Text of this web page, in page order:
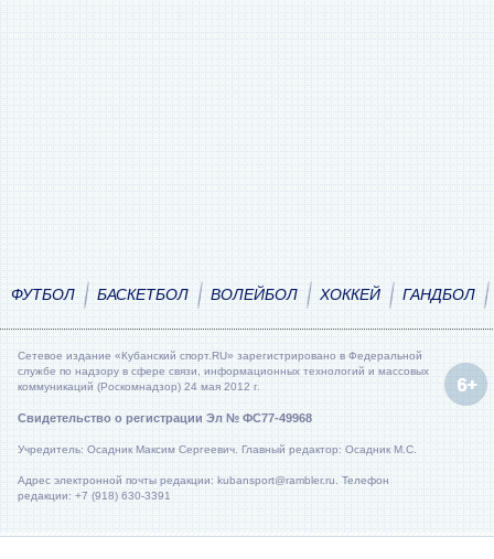
ФУТБОЛ БАСКЕТБОЛ ВОЛЕЙБОЛ ХОККЕЙ ГАНДБОЛ
Сетевое издание «Кубанский спорт.RU» зарегистрировано в Федеральной
службе по надзору в сфере связи, информационных технологий и массовых
коммуникаций (Роскомнадзор) 24 мая 2012 г.
Свидетельство о регистрации Эл № ФС77-49968
Учредитель: Осадник Максим Сергеевич. Главный редактор: Осадник М.С.
Адрес электронной почты редакции: kubansport@rambler.ru. Телефон
редакции: +7 (918) 630-3391